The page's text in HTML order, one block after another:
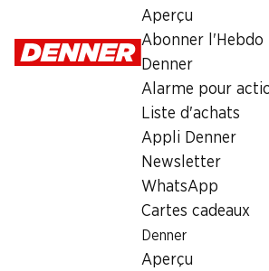
Aperçu
Abonner l'Hebdo
Denner
Alarme pour
Liste d'achats
Appli Denner
Newsletter
WhatsApp
Cartes cadeaux
Denner
Aperçu
Mercredi
Retrait d'espèces
postale / M-Card